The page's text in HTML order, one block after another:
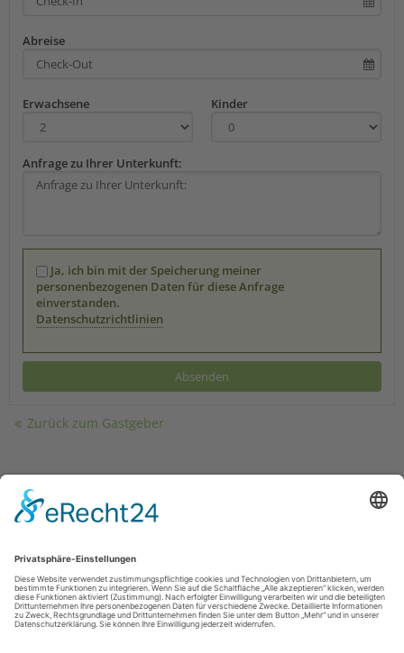
Abreise
Erwachsene Kinder
Anfrage zu Ihrer Unterkunft:
Ja, ich bin mit der Speicherung meiner
personenbezogenen Daten für diese Anfrage
einverstanden.
Datenschutzrichtlinien
Zurück zum Gastgeber
Kontakt | Impressum|Datenschutz
powered by Holidu Smart Destination
Kontakt|Datenschutz|Haftungsausschluss